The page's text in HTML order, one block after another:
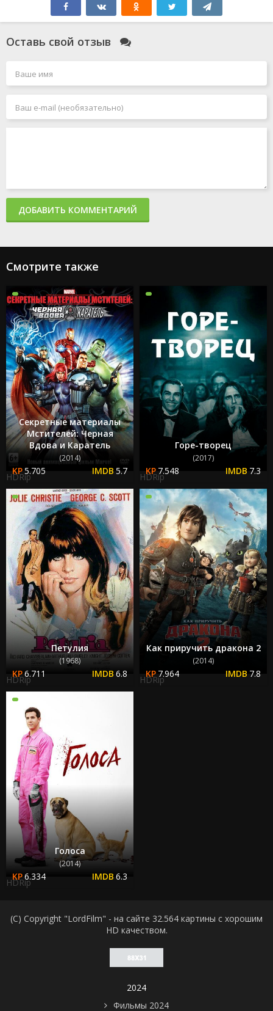
Оставь свой отзыв
ДОБАВИТЬ КОММЕНТАРИЙ
Смотрите также
Секретные материалы
Мстителей: Черная
Вдова и Каратель
(2014)
5.705 5.7
HDRip
Горе-творец
(2017)
7.548 7.3
HDRip
Петулия
(1968)
6.711 6.8
HDRip
Как приручить дракона 2
(2014)
7.964 7.8
HDRip
Голоса
(2014)
6.334 6.3
HDRip
(C) Copyright "LordFilm" - на сайте 32.564 картины с хорошим
HD качеством.
2024
Фильмы 2024